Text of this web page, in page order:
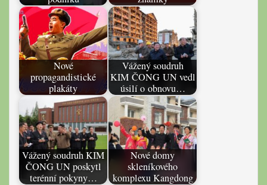
Nové
propagandistické
plakáty
Vážený soudruh
KIM ČONG UN vedl
úsilí o obnovu…
Vážený soudruh KIM
ČONG UN poskytl
terénní pokyny…
Nové domy
skleníkového
komplexu Kangdong